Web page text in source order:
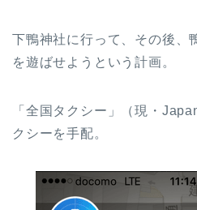
下鴨神社に行って、その後、
を遊ばせようという計画。
「全国タクシー」（現・
クシーを手配。